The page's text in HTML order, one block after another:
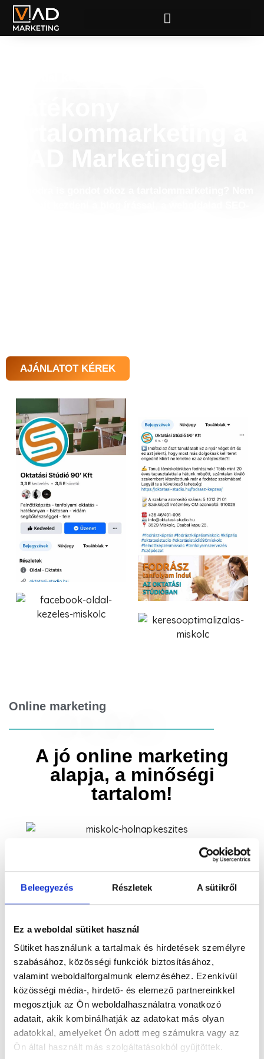
Beleegyezés Részletek A sütikről
Ez a weboldal sütiket használ
Sütiket használunk a tartalmak és hirdetések személyre
szabásához, közösségi funkciók biztosításához,
valamint weboldalforgalmunk elemzéséhez. Ezenkívül
közösségi média-, hirdető- és elemező partnereinkkel
megosztjuk az Ön weboldalhasználatra vonatkozó
adatait, akik kombinálhatják az adatokat más olyan
adatokkal, amelyeket Ön adott meg számukra vagy az
Ön által használt más szolgáltatásokból gyűjtöttek.
AJÁNLATOT KÉREK
Online marketing
A jó online marketing
alapja, a minőségi
tartalom!
Egy jól megtervezett tartalommarketing stratégia több,
mint egyszerű szövegek, vagy képek közzététele. Ez
az alapja annak, hogy vállalkozásod hitelességet
Tartalom nélkül a weboldal készítés és a különböző
hatékony. Ezt kínáljuk mi, a V.AD Marketing profi online
marketinges csapata!
Szóval, ha nem „csak egy” social media
menedzserre van szükséged, akkor keress minket!